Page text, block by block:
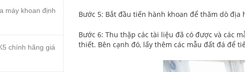
máy khoan định
chính hãng giá
Bước 5: Bắt đầu tiến hành khoan để thăm dò
Bước 6: Thu thập các tài liệu đã có được và các
thiết. Bên cạnh đó, lấy thêm các mẫu đất đá để